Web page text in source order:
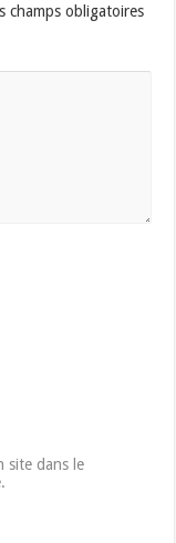
champs obligatoires
site dans le